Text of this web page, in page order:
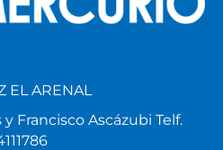
EL ARENAL
Francisco Ascázubi Telf.